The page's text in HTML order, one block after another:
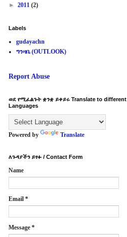
► 2011 (2)
Labels
gudayachn
ግንዛቤ (OUTLOOK)
Report Abuse
ወደ የሚፈልጉት ቋንቋ ይቀይሩ Translate to different
Languages
Powered by Translate
ለጉዳያችን ይፃፉ / Contact Form
Name
Email *
Message *